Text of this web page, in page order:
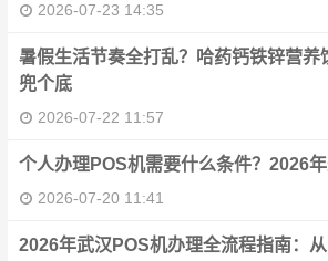
2026-07-23 14:35
暑假生活节奏全打乱？哈药钙铁锌营养
兜个底
2026-07-22 11:57
个人办理POS机需要什么条件？2026
2026-07-20 11:41
2026年武汉POS机办理全流程指南：